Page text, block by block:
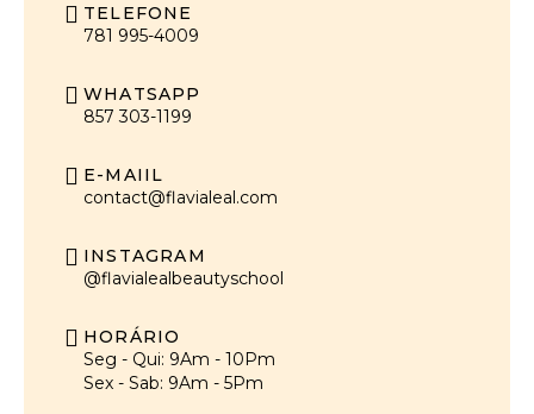
TELEFONE
781 995-4009
WHATSAPP
857 303-1199
E-MAIIL
contact@flavialeal.com
INSTAGRAM
@flavialealbeautyschool
HORÁRIO
Seg - Qui: 9Am - 10Pm
Sex - Sab: 9Am - 5Pm